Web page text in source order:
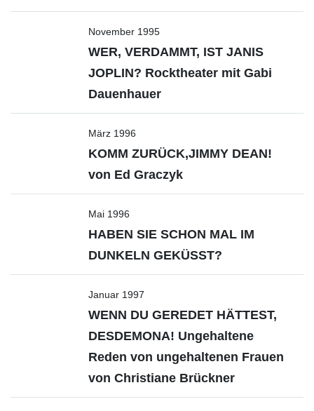
November 1995
WER, VERDAMMT, IST JANIS
JOPLIN? Rocktheater mit Gabi
Dauenhauer
März 1996
KOMM ZURÜCK,JIMMY DEAN!
von Ed Graczyk
Mai 1996
HABEN SIE SCHON MAL IM
DUNKELN GEKÜSST?
Januar 1997
WENN DU GEREDET HÄTTEST,
DESDEMONA! Ungehaltene
Reden von ungehaltenen Frauen
von Christiane Brückner